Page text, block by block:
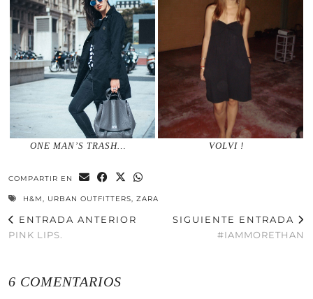
ONE MAN’S TRASH… VOLVI !
COMPARTIR EN
H&M, URBAN OUTFITTERS, ZARA
ENTRADA ANTERIOR
PINK LIPS.
SIGUIENTE ENTRADA
#IAMMORETHAN
6 COMENTARIOS